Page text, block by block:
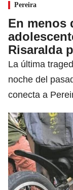
Pereira
En menos
Risaralda
La última
noche del
conecta a